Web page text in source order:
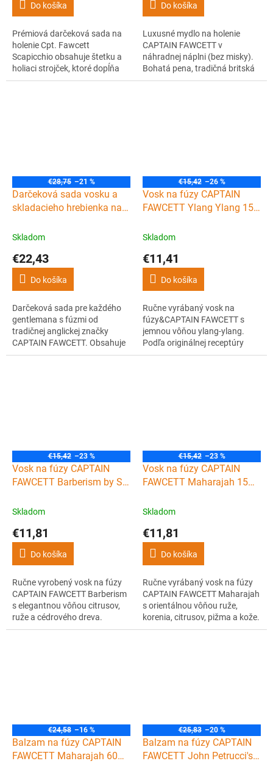
Do košíka
Prémiová darčeková sada na
holenie Cpt. Fawcett
Scapicchio obsahuje štetku a
holiaci strojček, ktoré dopĺňa
exkluzívne mydlo na holenie v
Do košíka
Luxusné mydlo na holenie
CAPTAIN FAWCETT v
náhradnej náplni (bez misky).
Bohatá pena, tradičná britská
receptúra, ikonická vôňa a
€28,75 –21 %
Darčeková sada vosku a
skladacieho hrebienka na
Private stock
Skladom
€22,43
Do košíka
Darčeková sada pre každého
gentlemana s fúzmi od
tradičnej anglickej značky
CAPTAIN FAWCETT. Obsahuje
vosk Private stock s
€15,42 –26 %
Vosk na fúzy CAPTAIN
FAWCETT Ylang Ylang 15
Skladom
€11,41
Do košíka
Ručne vyrábaný vosk na
fúzy&CAPTAIN FAWCETT s
jemnou vôňou ylang-ylang.
Podľa originálnej receptúry
kapitána Fawcetta. Pre
€15,42 –23 %
Vosk na fúzy CAPTAIN
FAWCETT Barberism by Sid
Skladom
€11,81
Do košíka
Ručne vyrobený vosk na fúzy
CAPTAIN FAWCETT Barberism
s elegantnou vôňou citrusov,
ruže a cédrového dreva.
Spolupráca Captain Fawcett &
€15,42 –23 %
Vosk na fúzy CAPTAIN
FAWCETT Maharajah 15
Skladom
€11,81
Do košíka
Ručne vyrábaný vosk na fúzy
CAPTAIN FAWCETT Maharajah
s orientálnou vôňou ruže,
korenia, citrusov, pižma a kože.
Fixuje, tvaruje a vonia. Pre
€24,58 –16 %
Balzam na fúzy CAPTAIN
FAWCETT Maharajah 60
€25,83 –20 %
Balzam na fúzy CAPTAIN
FAWCETT John Petrucci's